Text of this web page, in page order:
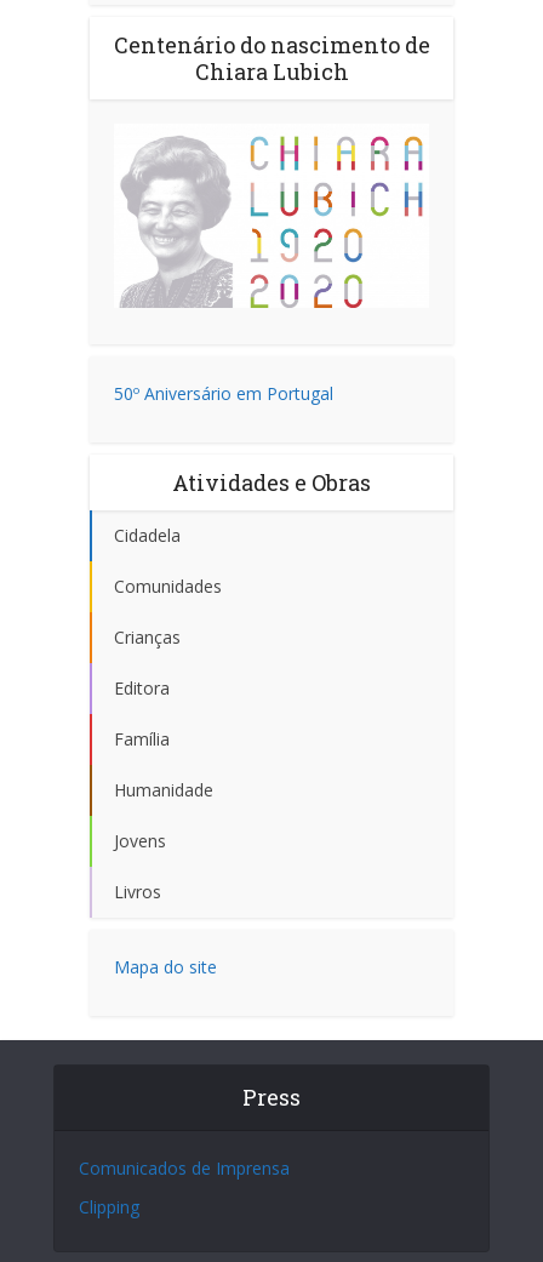
Centenário do nascimento de
Chiara Lubich
50º Aniversário em Portugal
Atividades e Obras
Cidadela
Comunidades
Crianças
Editora
Família
Humanidade
Jovens
Livros
Mapa do site
Press
Comunicados de Imprensa
Clipping